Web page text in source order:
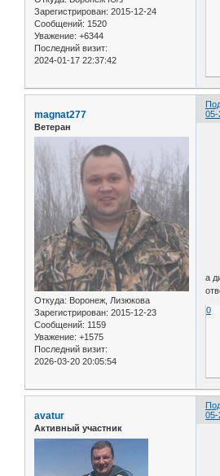
Зарегистрирован: 2015-12-24
Сообщений: 1520
Уважение: +6344
Последний визит:
2024-01-17 22:37:42
05-
magnat277
Ветеран
Откуда: Воронеж, Лизюкова
Зарегистрирован: 2015-12-23
Сообщений: 1159
Уважение: +1575
Последний визит:
2026-03-20 20:05:54
а
0
05-
avatur
Активный участник